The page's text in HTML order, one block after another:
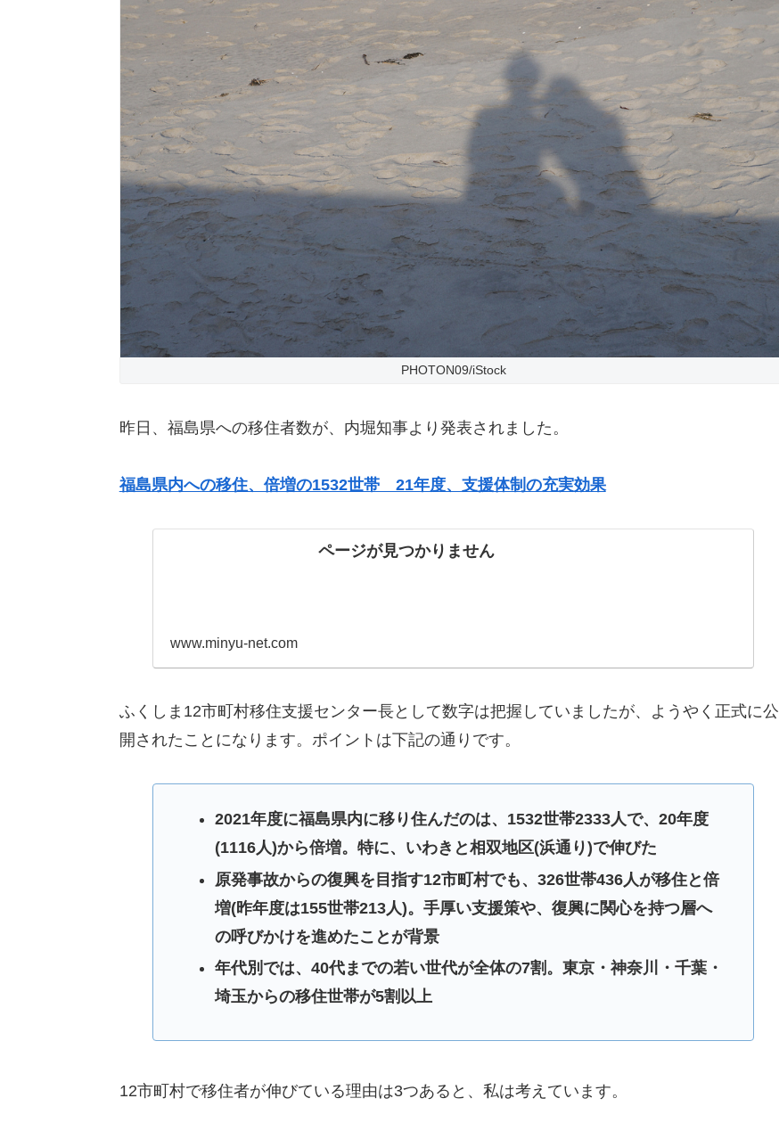
PHOTON09/iStock
昨日、福島県への移住者数が、内堀知事より発表されました。
福島県内への移住、倍増の1532世帯 21年度、支援体制の充実効果
ページが見つかりません
www.minyu-net.com
ふくしま12市町村移住支援センター長として数字は把握していましたが、ようやく正式に公
開されたことになります。ポイントは下記の通りです。
2021年度に福島県内に移り住んだのは、1532世帯2333人で、20年度
(1116人)から倍増。特に、いわきと相双地区(浜通り)で伸びた
原発事故からの復興を目指す12市町村でも、326世帯436人が移住と倍
増(昨年度は155世帯213人)。手厚い支援策や、復興に関心を持つ層へ
の呼びかけを進めたことが背景
年代別では、40代までの若い世代が全体の7割。東京・神奈川・千葉・
埼玉からの移住世帯が5割以上
12市町村で移住者が伸びている理由は3つあると、私は考えています。